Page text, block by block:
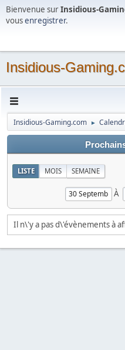
Bienvenue surInsidious-
vousenregistrer.
Insidious-
Insidious-Gaming.com ►
LISTE MOIS SEMAINE
À
Il n\'y a pas d\'évènements à